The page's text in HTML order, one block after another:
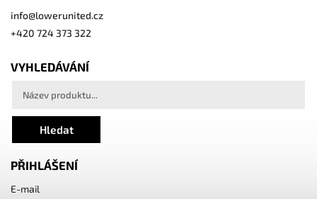
info@lowerunited.cz
+420 724 373 322
VYHLEDÁVÁNÍ
Hledat
PŘIHLÁŠENÍ
E-mail